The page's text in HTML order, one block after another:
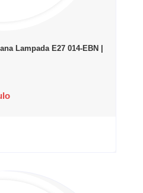
Lampada E27 014-EBN |